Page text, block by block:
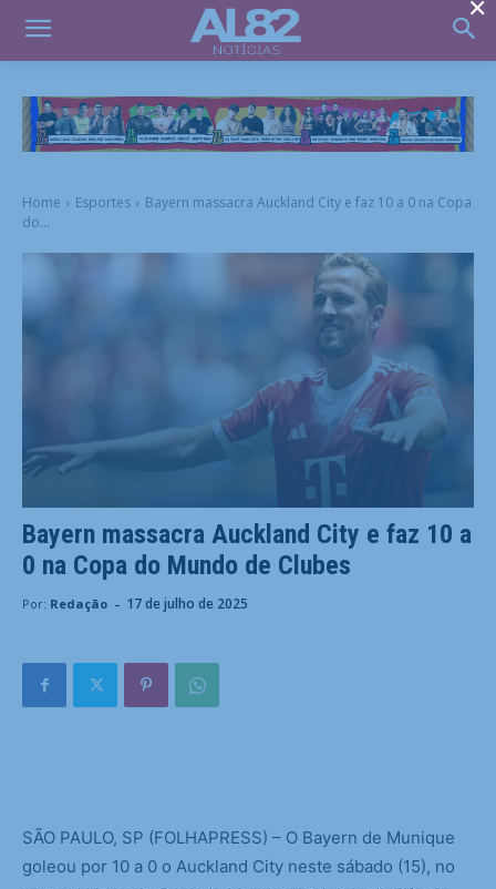
Home Esportes
Bayern massacra Auckland City e faz 10 a 0 na Copa
do...
Bayern massacra Auckland City e faz 10 a
0 na Copa do Mundo de Clubes
Por: Redação - 17 de julho de 2025
SÃO PAULO, SP (FOLHAPRESS) – O Bayern de Munique
goleou por 10 a 0 o Auckland City neste sábado (15), no